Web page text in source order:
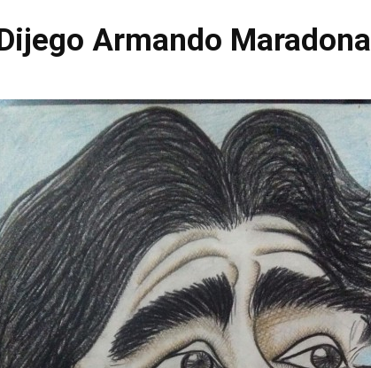
Armando Maradona